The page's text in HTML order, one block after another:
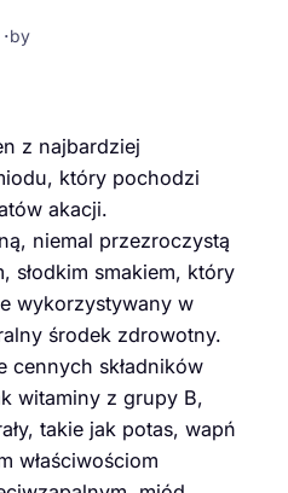
·by
z najbardziej
który pochodzi
akacji.
niemal przezroczystą
słodkim smakiem, który
wykorzystywany w
środek zdrowotny.
cennych składników
witaminy z grupy B,
takie jak potas, wapń
właściwościom